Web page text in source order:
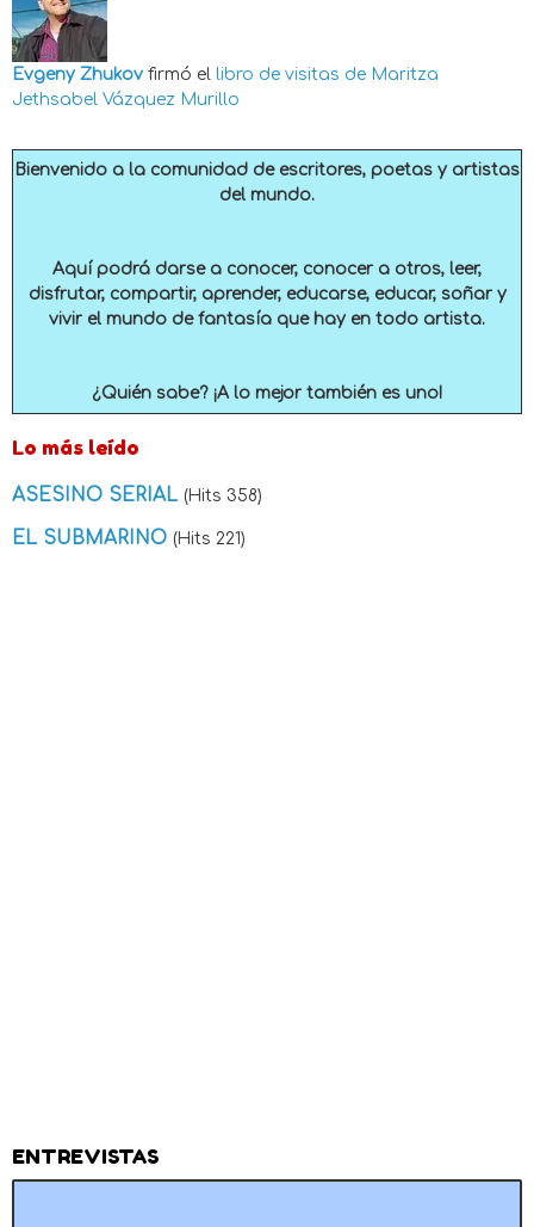
Evgeny Zhukov firmó el libro de visitas de Maritza
Jethsabel Vázquez Murillo
Bienvenido a la comunidad de escritores, poetas y artistas
del mundo.
Aquí podrá darse a conocer, conocer a otros, leer,
disfrutar, compartir, aprender, educarse, educar, soñar y
vivir el mundo de fantasía que hay en todo artista.
¿Quién sabe? ¡A lo mejor también es uno!
Lo más leído
ASESINO SERIAL (Hits 358)
EL SUBMARINO (Hits 221)
ENTREVISTAS